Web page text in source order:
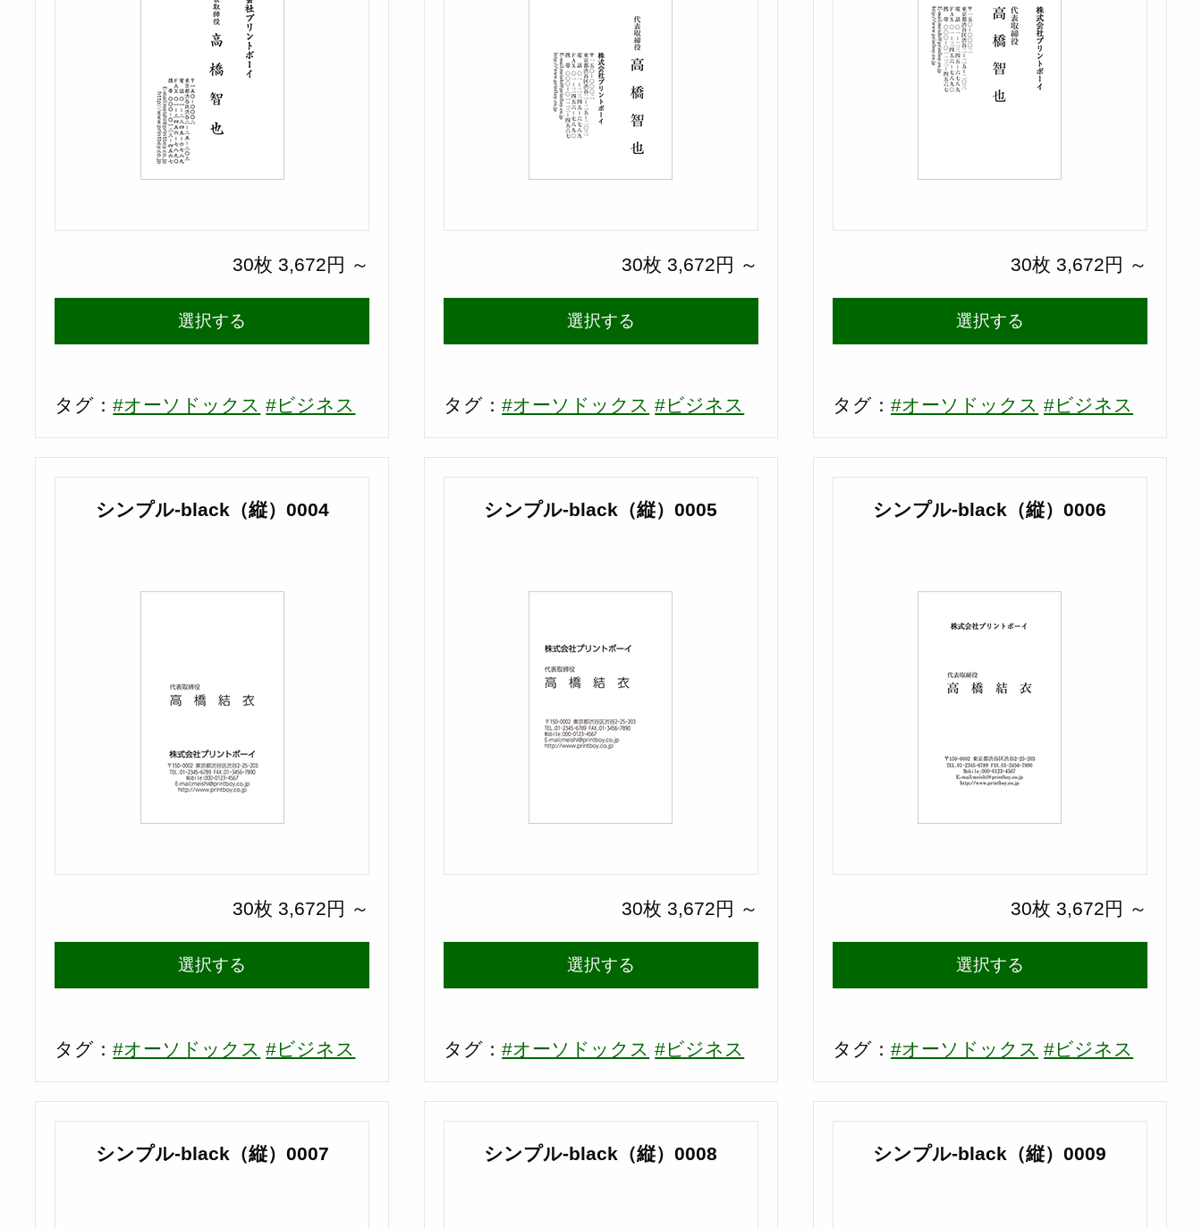
30枚 3,672円 ～
選択する
タグ：#オーソドックス #ビジネス
30枚 3,672円 ～
選択する
タグ：#オーソドックス #ビジネス
30枚 3,672円 ～
選択する
タグ：#オーソドックス #ビジネス
シンプル-black（縦）0004
30枚 3,672円 ～
選択する
タグ：#オーソドックス #ビジネス
シンプル-black（縦）0005
30枚 3,672円 ～
選択する
タグ：#オーソドックス #ビジネス
シンプル-black（縦）0006
30枚 3,672円 ～
選択する
タグ：#オーソドックス #ビジネス
シンプル-black（縦）0007 シンプル-black（縦）0008 シンプル-black（縦）0009